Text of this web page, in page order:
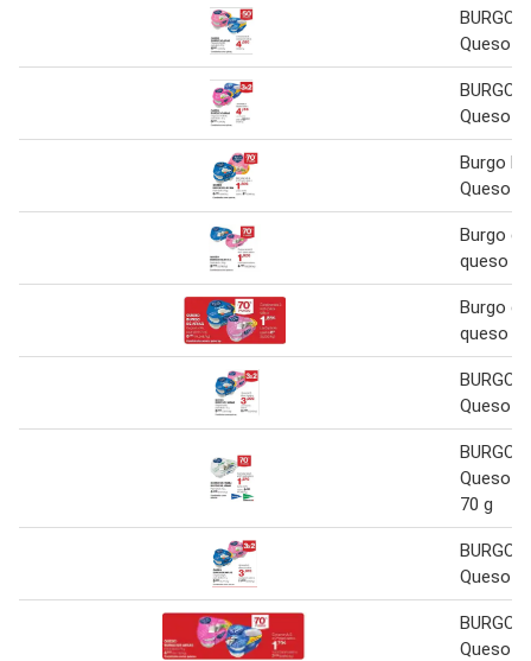
BURGO
Queso 6
BURGO
Queso 6
Burgo
Queso 6
Burgo
queso
Burgo
queso
BURGO
Queso 6
BURGO
Queso
70 g
BURGO
Queso 6
BURGO
Queso 6